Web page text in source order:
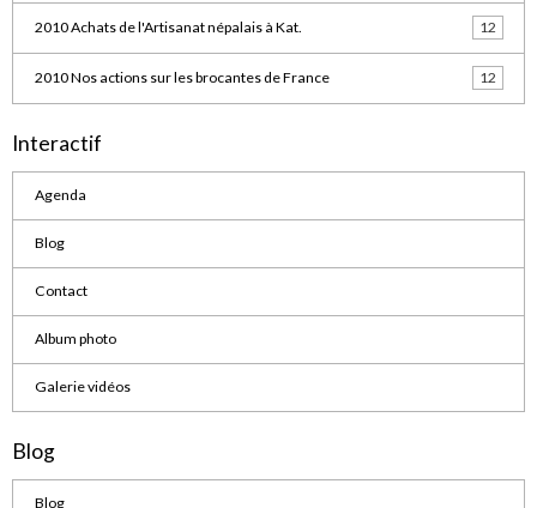
2010 Achats de l'Artisanat népalais à Kat. 12
2010 Nos actions sur les brocantes de France 12
Interactif
Agenda
Blog
Contact
Album photo
Galerie vidéos
Blog
Blog